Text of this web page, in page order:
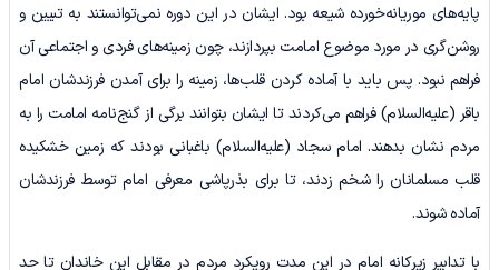
پایه‌های موریانه‌خورده شیعه بود. ایشان در این دوره نمی‌توانستند به تبیین و
روشن‌گری در مورد موضوع امامت بپردازند، چون زمینه‌های فردی و اجتماعی آن
فراهم نبود. پس باید با آماده کردن قلب‌ها، زمینه را برای آمدن فرزندشان امام
باقر (علیه‌السلام) فراهم می‌کردند تا ایشان بتوانند برگی از گنج‌نامه امامت را به
مردم نشان بدهند. امام سجاد (علیه‌السلام) باغبانی بودند که زمین خشکیده
قلب مسلمانان را شخم زدند، تا برای بذرپاشی معرفی امام توسط فرزندشان
آماده شوند.
با تدابیر زیرکانه امام در این مدت رویکرد مردم در مقابل این خاندان تا حد